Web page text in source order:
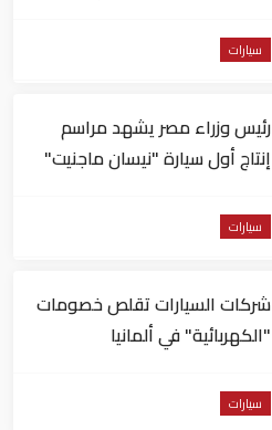
سيارات
رئيس وزراء مصر يشهد مراسم
إنتاج أول سيارة "نيسان ماجنيت"
سيارات
شركات السيارات تقلص خصومات
"الكهربائية" في ألمانيا
سيارات